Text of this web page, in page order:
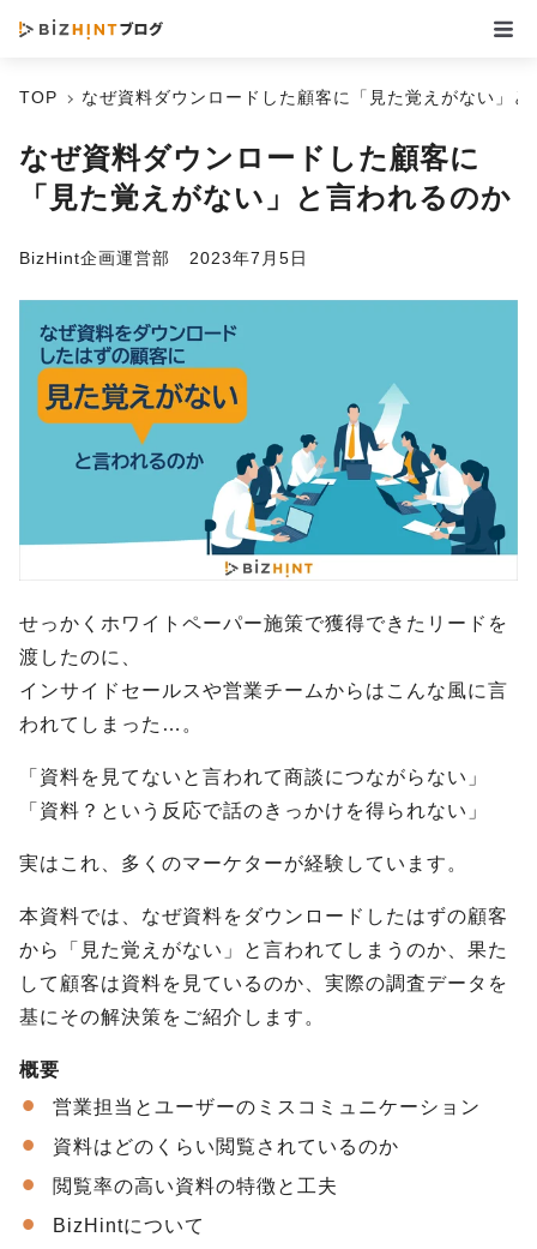
TOP なぜ資料ダウンロードした顧客に「見た覚えがない」と
なぜ資料ダウンロードした顧客に
「見た覚えがない」と言われるのか
BizHint企画運営部 2023年7月5日
せっかくホワイトペーパー施策で獲得できたリードを
渡したのに、
インサイドセールスや営業チームからはこんな風に言
われてしまった…。
「資料を見てないと言われて商談につながらない」
「資料？という反応で話のきっかけを得られない」
実はこれ、多くのマーケターが経験しています。
本資料では、なぜ資料をダウンロードしたはずの顧客
から「見た覚えがない」と言われてしまうのか、果た
して顧客は資料を見ているのか、実際の調査データを
基にその解決策をご紹介します。
概要
営業担当とユーザーのミスコミュニケーション
資料はどのくらい閲覧されているのか
閲覧率の高い資料の特徴と工夫
BizHintについて